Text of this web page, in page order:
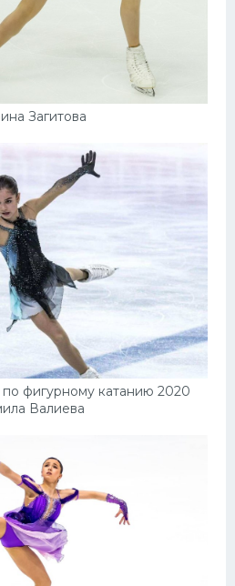
Загитова
фигурному катанию 2020
Валиева